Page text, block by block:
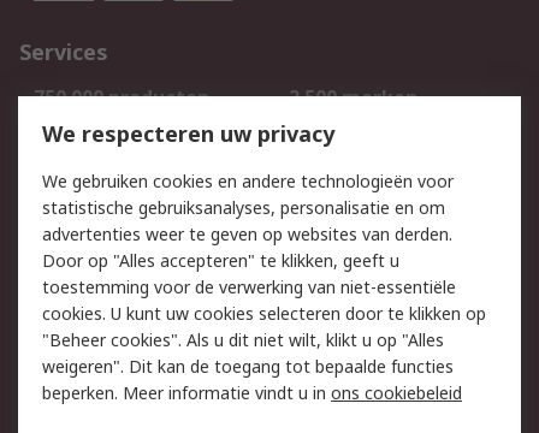
Services
750.000 producten
2.500 merken
Bestellen
Inkoopoplossingen
Track & Trace
Wettelijk
Cookiebeleid
Email veiligheid
Privacybeleid
Websitevoorwaarden
Algemene
verkoopvoorwaarden
We respecteren uw privacy
We gebruiken cookies en andere technologieën voor
statistische gebruiksanalyses, personalisatie en om
advertenties weer te geven op websites van derden.
Door op "Alles accepteren" te klikken, geeft u
toestemming voor de verwerking van niet-essentiële
cookies. U kunt uw cookies selecteren door te klikken op
"Beheer cookies". Als u dit niet wilt, klikt u op "Alles
weigeren". Dit kan de toegang tot bepaalde functies
beperken. Meer informatie vindt u in ons cookiebeleid